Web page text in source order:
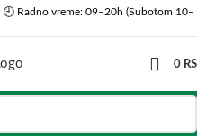
| 🕘 Radno vreme: 09–20h (Subotom 10–
0